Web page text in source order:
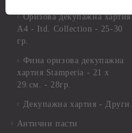
Оризова декупажна хартия
А4 - Itd. Collection - 25-30
гр.
Фина оризова декупажна
хартия Stamperia - 21 х
29.см. - 28гр.
Декупажна хартия - Други
Антични пасти